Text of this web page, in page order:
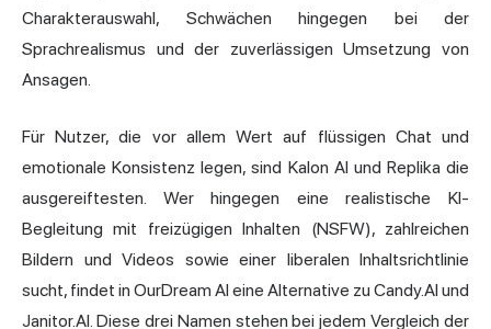
Charakterauswahl, Schwächen hingegen bei der
Sprachrealismus und der zuverlässigen Umsetzung von
Ansagen.
Für Nutzer, die vor allem Wert auf flüssigen Chat und
emotionale Konsistenz legen, sind Kalon AI und Replika die
ausgereiftesten. Wer hingegen eine realistische KI-
Begleitung mit freizügigen Inhalten (NSFW), zahlreichen
Bildern und Videos sowie einer liberalen Inhaltsrichtlinie
sucht, findet in OurDream AI eine Alternative zu Candy.AI und
Janitor.AI. Diese drei Namen stehen bei jedem Vergleich der